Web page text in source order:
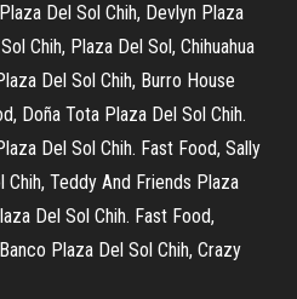
Del Sol Chih, Devlyn Plaza
Chih, Plaza Del Sol, Chihuahua
Del Sol Chih, Burro House
Doña Tota Plaza Del Sol Chih.
Del Sol Chih. Fast Food, Sally
Teddy And Friends Plaza
Del Sol Chih. Fast Food,
Plaza Del Sol Chih, Crazy